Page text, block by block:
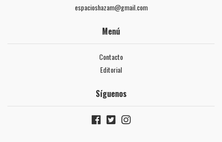
espacioshazam@gmail.com
Menú
Contacto
Editorial
Síguenos